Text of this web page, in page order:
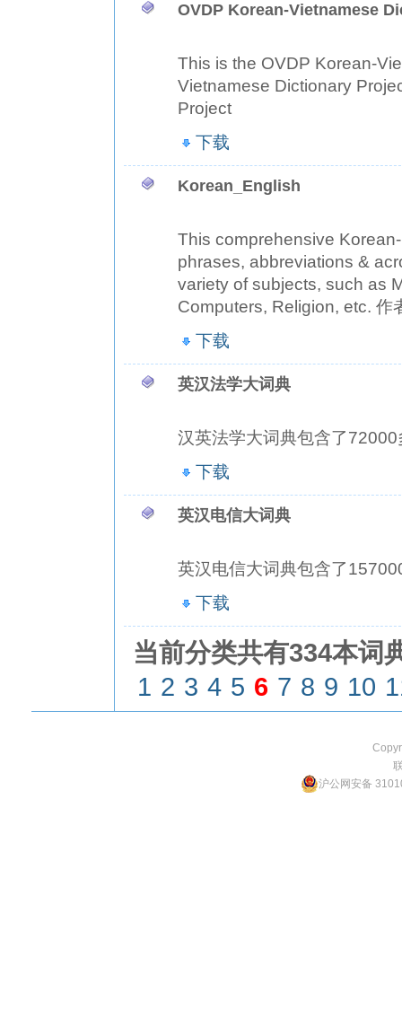
OVDP Korean-Vietnamese
This is the OVDP Korean-
Vietnamese Dictionary
Project
下载
Korean_English
This comprehensive
phrases, abbreviations &
variety of subjects, such as
Computers, Religion, etc. 作
下载
英汉法学大词典
汉英法学大词典包含了
下载
英汉电信大词典
英汉电信大词典包含了
下载
当前分类共有334本词
1 2 3 4 5 6 7 8 9 10
沪公网安备